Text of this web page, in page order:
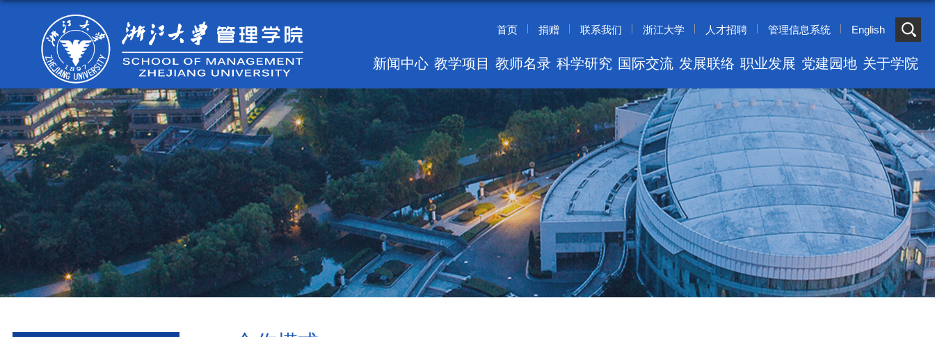
首页 捐赠 联系我们 浙江大学 人才招聘 管理信息系统 English
新闻中心 教学项目 教师名录 科学研究 国际交流 发展联络 职业发展 党建园地 关于学院